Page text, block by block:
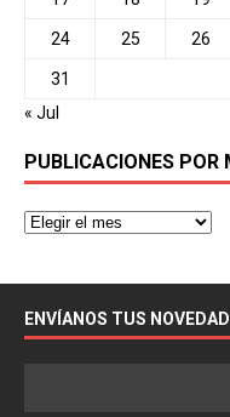
24 25 26
31
« Jul
PUBLICACIONES POR
ENVÍANOS TUS